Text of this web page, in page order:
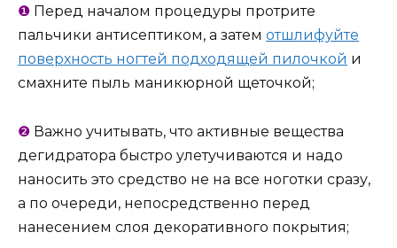
❶ Перед началом процедуры протрите
пальчики антисептиком, а затем отшлифуйте
поверхность ногтей подходящей пилочкой и
смахните пыль маникюрной щеточкой;
❷ Важно учитывать, что активные вещества
дегидратора быстро улетучиваются и надо
наносить это средство не на все ноготки сразу,
а по очереди, непосредственно перед
нанесением слоя декоративного покрытия;